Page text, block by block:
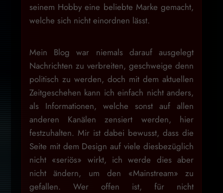
seinem Hobby eine beliebte Marke gemacht,
welche sich nicht einordnen lässt.
Mein Blog war niemals darauf ausgelegt
Nachrichten zu verbreiten, geschweige denn
politisch zu werden, doch mit dem aktuellen
Zeitgeschehen kann ich einfach nicht anders,
als Informationen, welche sonst auf allen
anderen Kanälen zensiert werden, hier
festzuhalten. Mir ist dabei bewusst, dass die
Seite mit dem Design auf viele diesbezüglich
nicht «seriös» wirkt, ich werde dies aber
nicht ändern, um den «Mainstream» zu
gefallen. Wer offen ist, für nicht